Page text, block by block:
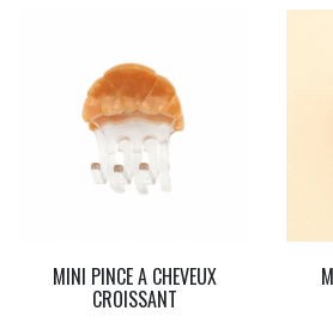
MINI PINCE A CHEVEUX
CROISSANT